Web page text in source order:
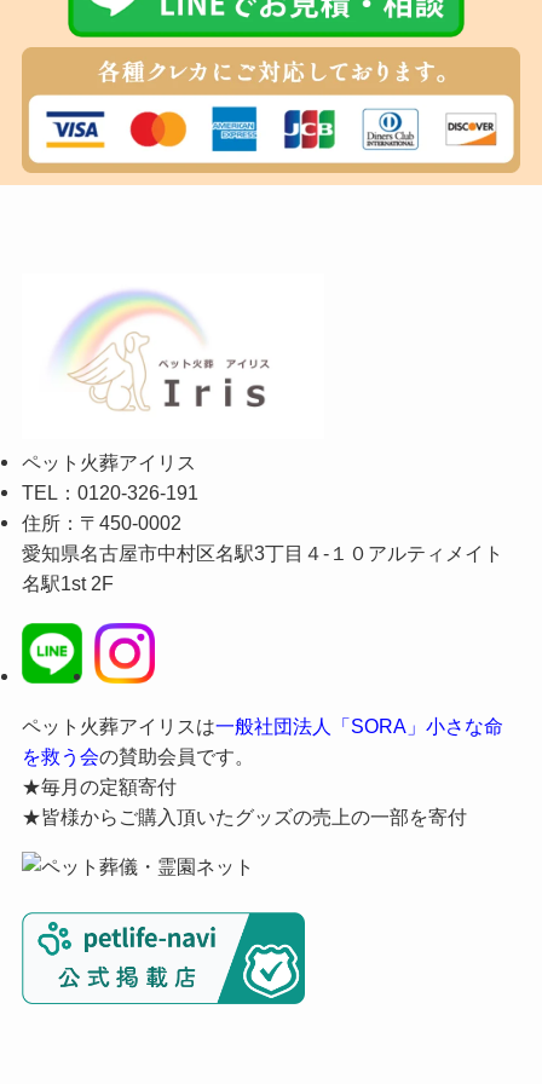
ペット火葬アイリス
TEL：0120-326-191
住所：〒450-0002
愛知県名古屋市中村区名駅3丁目４-１０アルティメイト
名駅1st 2F
ペット火葬アイリスは一般社団法人「SORA」小さな命
を救う会の賛助会員です。
★毎月の定額寄付
★皆様からご購入頂いたグッズの売上の一部を寄付